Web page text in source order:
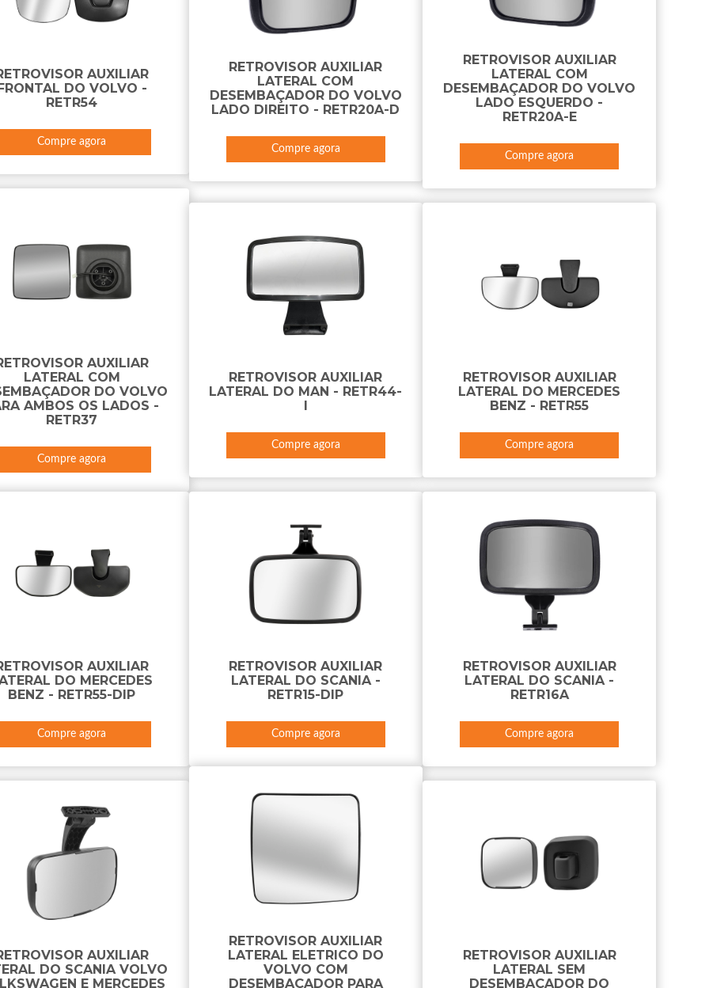
AUXILIAR
DO VOLVO -
RETR54
Compre agora
RETROVISOR AUXILIAR
LATERAL COM
DESEMBAÇADOR DO VOLVO
LADO DIREITO - RETR20A-D
Compre agora
RETROVISOR AUXILIAR
LATERAL COM
DESEMBAÇADOR DO VOLVO
LADO ESQUERDO -
RETR20A-E
Compre agora
AUXILIAR
LATERAL COM
DO VOLVO
AMBOS OS LADOS -
RETR37
Compre agora
RETROVISOR AUXILIAR
LATERAL DO MAN - RETR44-
I
Compre agora
RETROVISOR AUXILIAR
LATERAL DO MERCEDES
BENZ - RETR55
Compre agora
AUXILIAR
DO MERCEDES
BENZ - RETR55-DIP
Compre agora
RETROVISOR AUXILIAR
LATERAL DO SCANIA -
RETR15-DIP
Compre agora
RETROVISOR AUXILIAR
LATERAL DO SCANIA -
RETR16A
Compre agora
AUXILIAR
DO SCANIA VOLVO
E MERCEDES
RETROVISOR AUXILIAR
LATERAL ELETRICO DO
VOLVO COM
DESEMBAÇADOR PARA
RETROVISOR AUXILIAR
LATERAL SEM
DESEMBAÇADOR DO